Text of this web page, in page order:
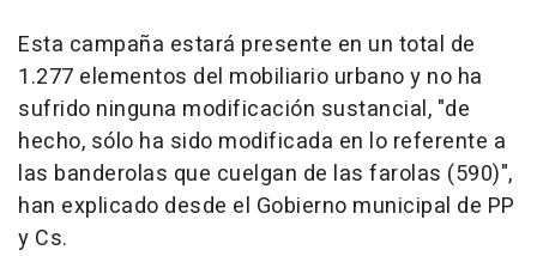
Esta campaña estará presente en un total de
1.277 elementos del mobiliario urbano y no ha
sufrido ninguna modificación sustancial, "de
hecho, sólo ha sido modificada en lo referente a
las banderolas que cuelgan de las farolas (590)",
han explicado desde el Gobierno municipal de PP
y Cs.